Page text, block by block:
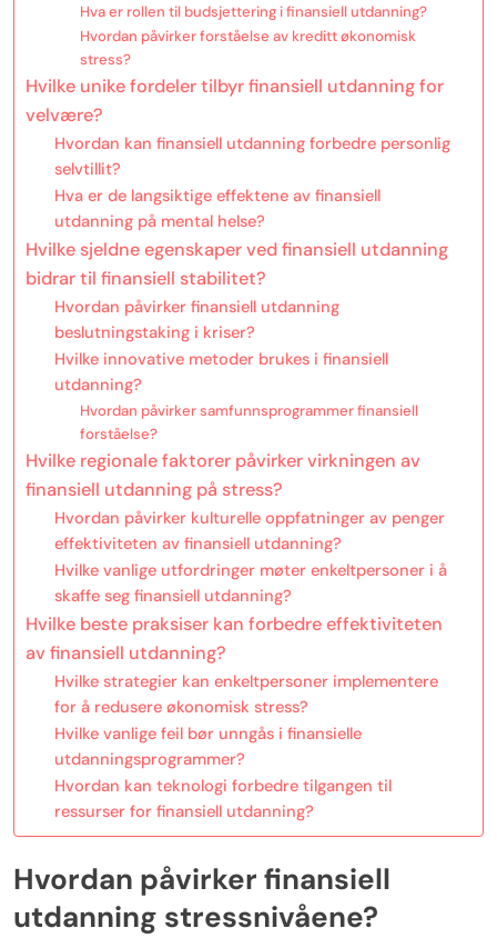
Hva er rollen til budsjettering i finansiell utdanning?
Hvordan påvirker forståelse av kreditt økonomisk
stress?
Hvilke unike fordeler tilbyr finansiell utdanning for
velvære?
Hvordan kan finansiell utdanning forbedre personlig
selvtillit?
Hva er de langsiktige effektene av finansiell
utdanning på mental helse?
Hvilke sjeldne egenskaper ved finansiell utdanning
bidrar til finansiell stabilitet?
Hvordan påvirker finansiell utdanning
beslutningstaking i kriser?
Hvilke innovative metoder brukes i finansiell
utdanning?
Hvordan påvirker samfunnsprogrammer finansiell
forståelse?
Hvilke regionale faktorer påvirker virkningen av
finansiell utdanning på stress?
Hvordan påvirker kulturelle oppfatninger av penger
effektiviteten av finansiell utdanning?
Hvilke vanlige utfordringer møter enkeltpersoner i å
skaffe seg finansiell utdanning?
Hvilke beste praksiser kan forbedre effektiviteten
av finansiell utdanning?
Hvilke strategier kan enkeltpersoner implementere
for å redusere økonomisk stress?
Hvilke vanlige feil bør unngås i finansielle
utdanningsprogrammer?
Hvordan kan teknologi forbedre tilgangen til
ressurser for finansiell utdanning?
Hvordan påvirker finansiell
utdanning stressnivåene?